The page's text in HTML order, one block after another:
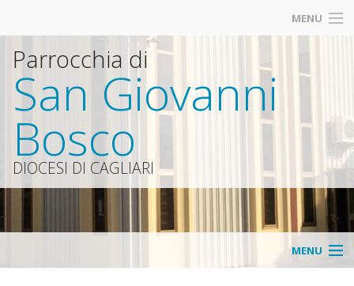
MENU
Parrocchia di
San Giovanni
Bosco
DIOCESI DI CAGLIARI
MENU